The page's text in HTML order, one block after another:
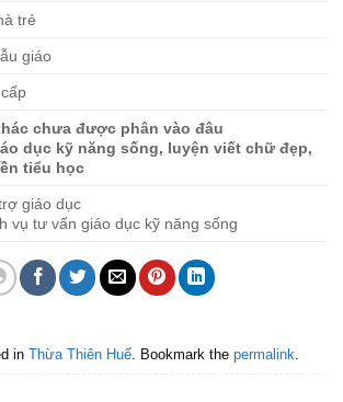
trẻ
giáo
chưa được phân vào đâu
dục kỹ năng sống, luyện viết chữ đẹp,
tiểu học
giáo dục
vụ tư vấn giáo dục kỹ năng sống
in Thừa Thiên Huế . Bookmark the permalink